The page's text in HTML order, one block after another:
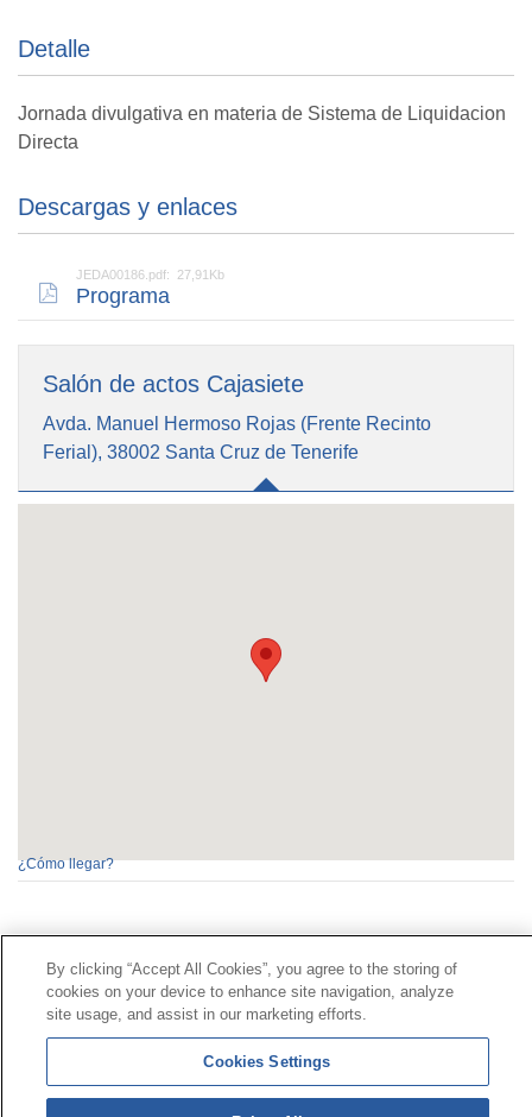
Detalle
Jornada divulgativa en materia de Sistema de Liquidacion
Directa
Descargas y enlaces
JEDA00186.pdf: 27,91Kb
Programa
Salón de actos Cajasiete
Avda. Manuel Hermoso Rojas (Frente Recinto
Ferial), 38002 Santa Cruz de Tenerife
¿Cómo llegar?
Línea Universal 900 203 203|Zona Privada Comisión de
Prestaciones Especiales|Zona Privada Proveedor
© Mutua Universal 2026 | Mapa del sitio | Aviso legal
By clicking “Accept All Cookies”, you agree to the storing of
cookies on your device to enhance site navigation, analyze
site usage, and assist in our marketing efforts.
Cookies Settings